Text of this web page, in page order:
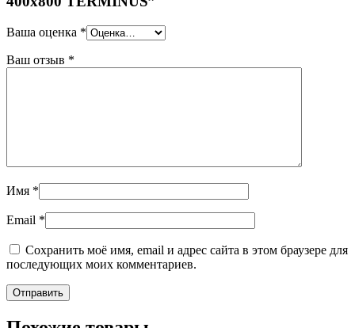
Ваша оценка *
Ваш отзыв *
Имя *
Email *
Сохранить моё имя, email и адрес сайта в этом браузере для
последующих моих комментариев.